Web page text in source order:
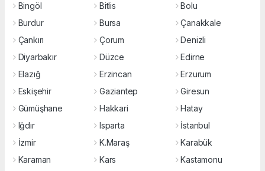
Bingöl
Bitlis
Bolu
Burdur
Bursa
Çanakkale
Çankırı
Çorum
Denizli
Diyarbakır
Düzce
Edirne
Elazığ
Erzincan
Erzurum
Eskişehir
Gaziantep
Giresun
Gümüşhane
Hakkari
Hatay
Iğdır
Isparta
İstanbul
İzmir
K.Maraş
Karabük
Karaman
Kars
Kastamonu